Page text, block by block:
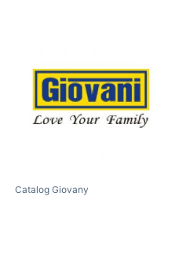
Catalog Giovany